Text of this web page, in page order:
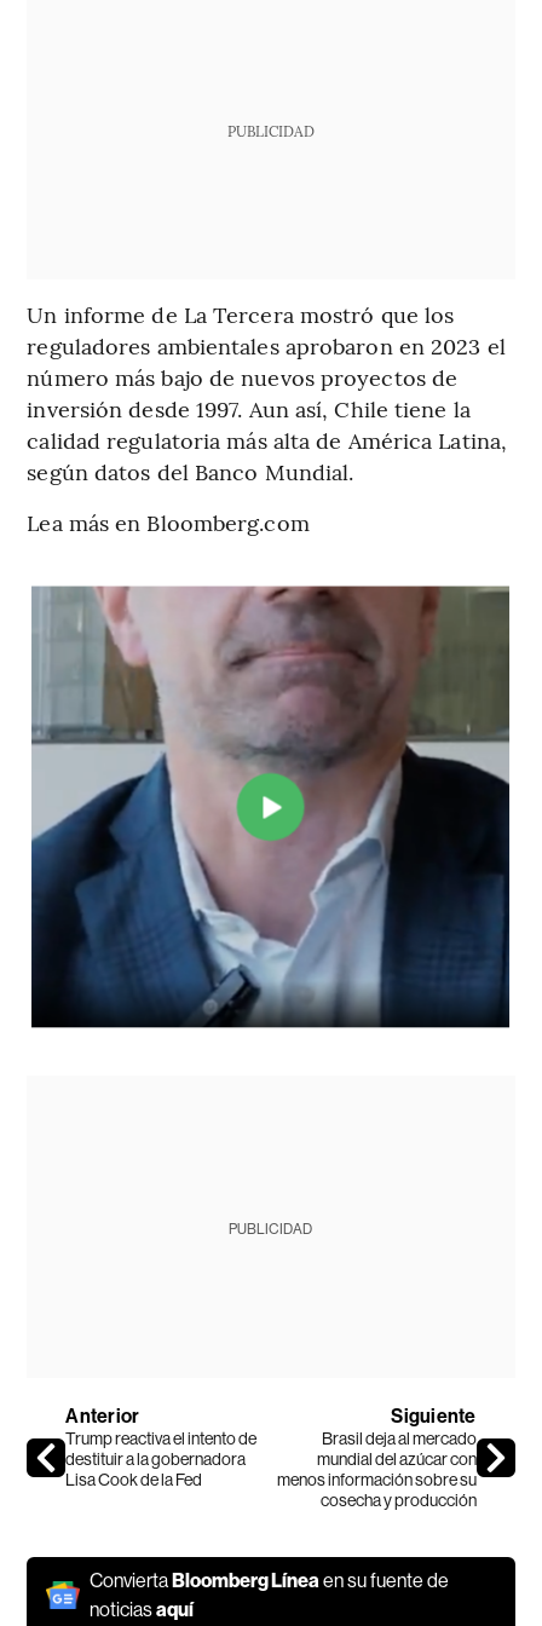
PUBLICIDAD
Un informe de La Tercera mostró que los
reguladores ambientales aprobaron en 2023 el
número más bajo de nuevos proyectos de
inversión desde 1997. Aun así, Chile tiene la
calidad regulatoria más alta de América Latina,
según datos del Banco Mundial.
Lea más en Bloomberg.com
PUBLICIDAD
Anterior
Trump reactiva el intento de
destituir a la gobernadora
Lisa Cook de la Fed
Siguiente
Brasil deja al mercado
mundial del azúcar con
menos información sobre su
cosecha y producción
ConviertaBloomberg Línea en su fuente de
noticiasaquí